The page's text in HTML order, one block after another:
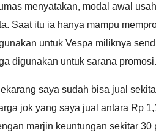
menyatakan, modal awal
Saat itu ia hanya mampu
untuk Vespa miliknya
digunakan untuk sarana promosi.
saya sudah bisa jual
jok yang saya jual antara Rp
marjin keuntungan sekitar 30